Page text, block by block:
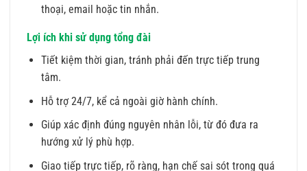
thoại, email hoặc tin nhắn.
Lợi ích khi sử dụng tổng đài
Tiết kiệm thời gian, tránh phải đến trực tiếp trung
tâm.
Hỗ trợ 24/7, kể cả ngoài giờ hành chính.
Giúp xác định đúng nguyên nhân lỗi, từ đó đưa ra
hướng xử lý phù hợp.
Giao tiếp trực tiếp, rõ ràng, hạn chế sai sót trong quá